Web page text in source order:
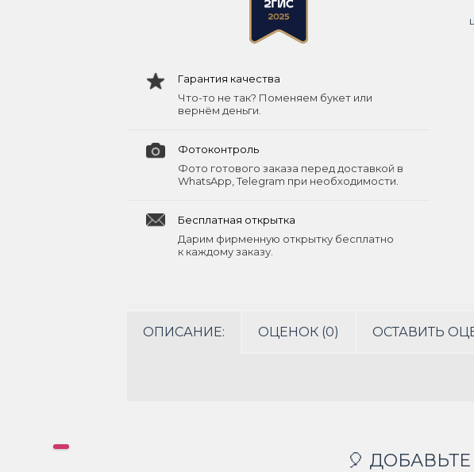
Гарантия качества
Что-то не так? Поменяем букет или
вернём деньги.
Фотоконтроль
Фото готового заказа перед доставкой в
WhatsApp, Telegram при необходимости.
Бесплатная открытка
Дарим фирменную открытку бесплатно
к каждому заказу.
ОПИСАНИЕ: ОЦЕНОК (0) ОСТАВИТЬ
🎈